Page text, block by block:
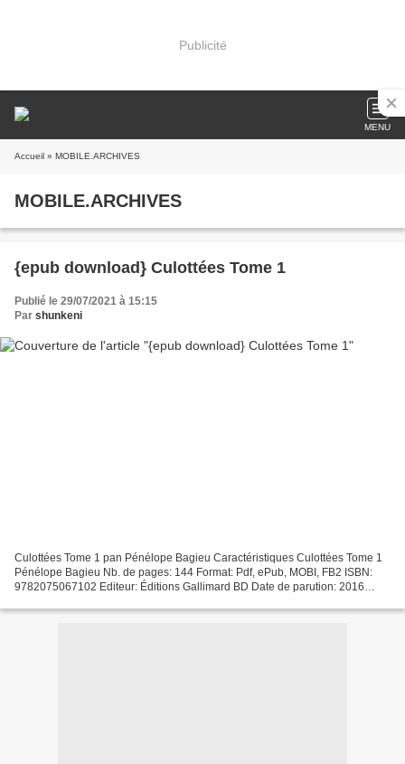
Publicité
MENU
Accueil » MOBILE.ARCHIVES
MOBILE.ARCHIVES
{epub download} Culottées Tome 1
Publié le 29/07/2021 à 15:15
Par shunkeni
Culottées Tome 1 pan Pénélope Bagieu Caractéristiques Culottées Tome 1
Pénélope Bagieu Nb. de pages: 144 Format: Pdf, ePub, MOBI, FB2 ISBN:
9782075067102 Editeur: Éditions Gallimard BD Date de parution: 2016